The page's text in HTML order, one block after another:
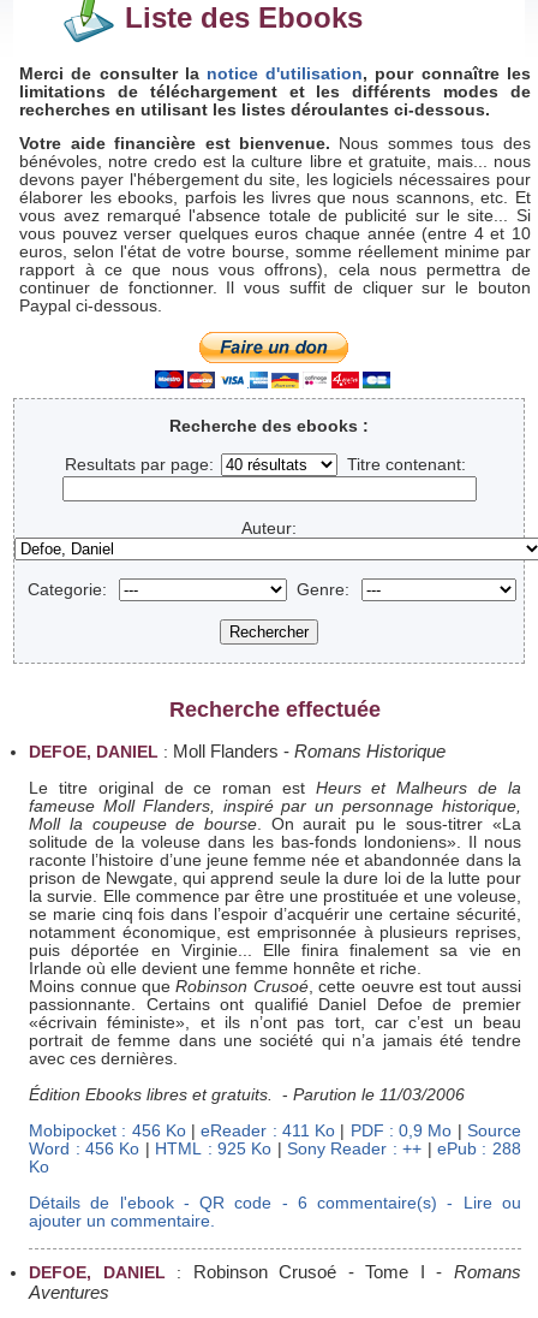
Liste des Ebooks
Merci de consulter la notice d'utilisation, pour connaître les
limitations de téléchargement et les différents modes de
recherches en utilisant les listes déroulantes ci-dessous.
Votre aide financière est bienvenue. Nous sommes tous des
bénévoles, notre credo est la culture libre et gratuite, mais... nous
devons payer l'hébergement du site, les logiciels nécessaires pour
élaborer les ebooks, parfois les livres que nous scannons, etc. Et
vous avez remarqué l'absence totale de publicité sur le site... Si
vous pouvez verser quelques euros chaque année (entre 4 et 10
euros, selon l'état de votre bourse, somme réellement minime par
rapport à ce que nous vous offrons), cela nous permettra de
continuer de fonctionner. Il vous suffit de cliquer sur le bouton
Paypal ci-dessous.
Recherche des ebooks :
Resultats par page: Titre contenant:
Auteur:
Categorie: Genre:
Recherche effectuée
DEFOE, DANIEL : Moll Flanders -Romans Historique
Le titre original de ce roman est Heurs et Malheurs de la
fameuse Moll Flanders, inspiré par un personnage historique,
Moll la coupeuse de bourse. On aurait pu le sous-titrer «La
solitude de la voleuse dans les bas-fonds londoniens». Il nous
raconte l’histoire d’une jeune femme née et abandonnée dans la
prison de Newgate, qui apprend seule la dure loi de la lutte pour
la survie. Elle commence par être une prostituée et une voleuse,
se marie cinq fois dans l’espoir d’acquérir une certaine sécurité,
notamment économique, est emprisonnée à plusieurs reprises,
puis déportée en Virginie... Elle finira finalement sa vie en
Irlande où elle devient une femme honnête et riche.
Moins connue queRobinson Crusoé, cette oeuvre est tout aussi
passionnante. Certains ont qualifié Daniel Defoe de premier
«écrivain féministe», et ils n’ont pas tort, car c’est un beau
portrait de femme dans une société qui n’a jamais été tendre
avec ces dernières.
Édition Ebooks libres et gratuits.
-Parution le 11/03/2006
Mobipocket : 456 Ko|eReader : 411 Ko PDF : 0,9 Mo
Source
Word : 456 Ko
HTML : 925 Ko |Sony Reader : ++ |ePub : 288
Ko
Détails de l'ebook - QR code - 6 commentaire(s) - Lire ou
ajouter un commentaire.
DEFOE, DANIEL : Robinson Crusoé - Tome I - Romans
Aventures